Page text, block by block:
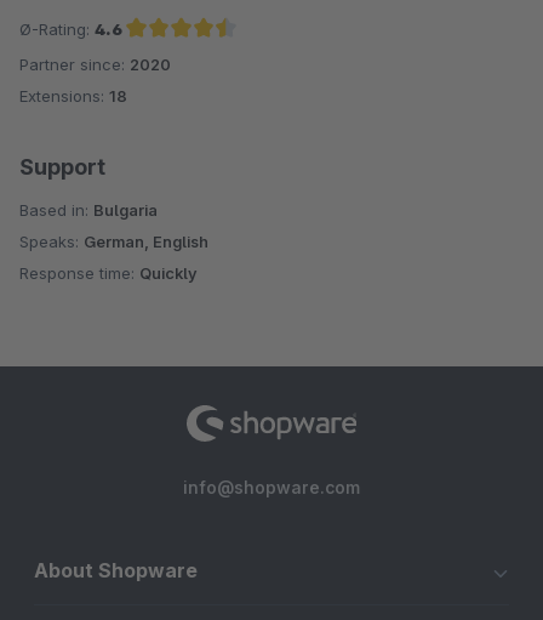
Ø-Rating: 4.6
Average rating of 4.6 out of 5 stars
Partner since: 2020
Extensions: 18
Support
Based in: Bulgaria
Speaks: German, English
Response time: Quickly
info@shopware.com
About Shopware